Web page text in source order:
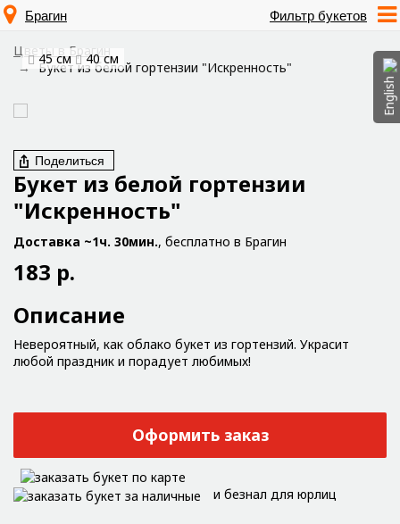
Фильтр букетов
Брагин
Цветы в Брагин
Букет из белой гортензии "Искренность"
45 см 40 см
Поделиться
Букет из белой гортензии
"Искренность"
Доставка ~1ч. 30мин., бесплатно в Брагин
183 р.
Описание
Невероятный, как облако букет из гортензий. Украсит
любой праздник и порадует любимых!
Оформить заказ
и безнал для юрлиц
English